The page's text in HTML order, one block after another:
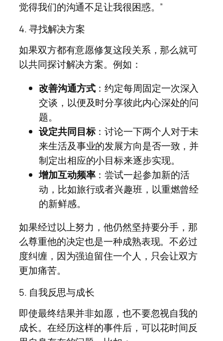
觉得我们的沟通不足让我很困惑。”
4. 寻找解决方案
如果双方都有意愿修复这段关系，那么就可
以共同探讨解决方案。例如：
改善沟通方式：约定每周固定一次深入
交谈，以便及时分享彼此内心深处的问
题。
设定共同目标：讨论一下两个人对于未
来生活及事业的发展方向是否一致，并
制定出相应的小目标来逐步实现。
增加互动频率：尝试一起参加新的活
动，比如旅行或者兴趣班，以重燃曾经
的新鲜感。
如果经过以上努力，他仍然坚持要分手，那
么尊重他的决定也是一种成熟表现。不必过
度纠缠，因为强迫留住一个人，只会让双方
更加痛苦。
5. 自我反思与成长
即使最终结果并非如愿，也不要忽视自我的
成长。在经历这样的事件后，可以花时间反